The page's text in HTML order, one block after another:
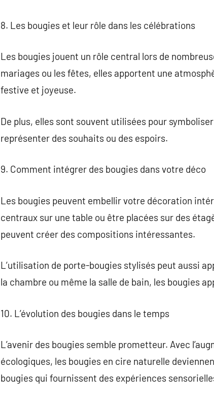
8. Les bougies et leur rôle dans les célébrations
Les bougies jouent un rôle central lors de
mariages ou les fêtes, elles apportent une
festive et joyeuse.
De plus, elles sont souvent utilisées pour
représenter des souhaits ou des espoirs.
9. Comment intégrer des bougies dans votre déco
Les bougies peuvent embellir votre décoration
centraux sur une table ou être placées sur des
peuvent créer des compositions intéressantes.
L’utilisation de porte-bougies stylisés peut aussi
la chambre ou même la salle de bain, les bougies
10. L’évolution des bougies dans le temps
L’avenir des bougies semble prometteur. Avec
écologiques, les bougies en cire naturelle
bougies qui fournissent des expériences